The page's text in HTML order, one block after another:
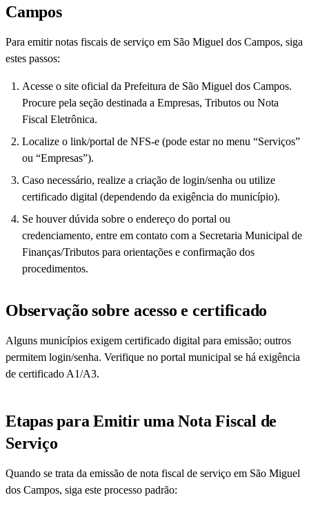
Campos
Para emitir notas fiscais de serviço em São Miguel dos Campos, siga
estes passos:
Acesse o site oficial da Prefeitura de São Miguel dos Campos.
Procure pela seção destinada a Empresas, Tributos ou Nota
Fiscal Eletrônica.
Localize o link/portal de NFS-e (pode estar no menu “Serviços”
ou “Empresas”).
Caso necessário, realize a criação de login/senha ou utilize
certificado digital (dependendo da exigência do município).
Se houver dúvida sobre o endereço do portal ou
credenciamento, entre em contato com a Secretaria Municipal de
Finanças/Tributos para orientações e confirmação dos
procedimentos.
Observação sobre acesso e certificado
Alguns municípios exigem certificado digital para emissão; outros
permitem login/senha. Verifique no portal municipal se há exigência
de certificado A1/A3.
Etapas para Emitir uma Nota Fiscal de
Serviço
Quando se trata da emissão de nota fiscal de serviço em São Miguel
dos Campos, siga este processo padrão: